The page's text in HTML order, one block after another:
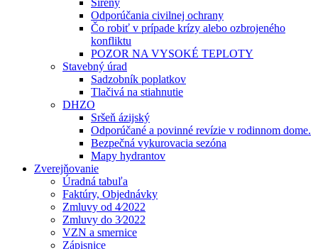
Sirény
Odporúčania civilnej ochrany
Čo robiť v prípade krízy alebo ozbrojeného
konfliktu
POZOR NA VYSOKÉ TEPLOTY
Stavebný úrad
Sadzobník poplatkov
Tlačivá na stiahnutie
DHZO
Sršeň ázijský
Odporúčané a povinné revízie v rodinnom dome.
Bezpečná vykurovacia sezóna
Mapy hydrantov
Zverejňovanie
Úradná tabuľa
Faktúry, Objednávky
Zmluvy od 4⁄2022
Zmluvy do 3⁄2022
VZN a smernice
Zápisnice